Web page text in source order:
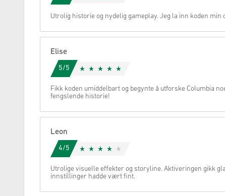
Utrolig historie og nydelig gameplay. Jeg la inn koden min
Elise
5/5
Fikk koden umiddelbart og begynte å utforske Columbia
fengslende historie!
Leon
4/5
Utrolige visuelle effekter og storyline. Aktiveringen gikk
innstillinger hadde vært fint.